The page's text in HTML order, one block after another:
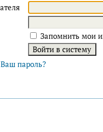
Запомнить мои
пароль?